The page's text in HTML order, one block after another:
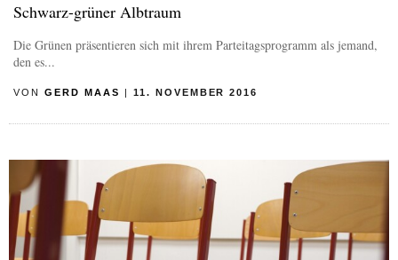
Schwarz-grüner Albtraum
Die Grünen präsentieren sich mit ihrem Parteitagsprogramm als jemand,
den es...
VON GERD MAAS 11. NOVEMBER 2016